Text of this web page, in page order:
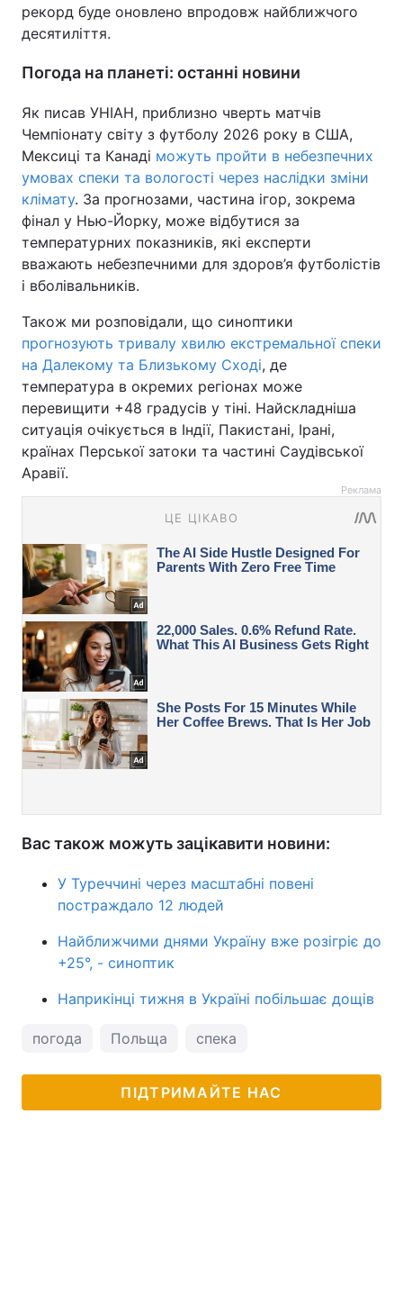
рекорд буде оновлено впродовж найближчого
десятиліття.
Погода на планеті: останні новини
Як писав УНІАН, приблизно чверть матчів
Чемпіонату світу з футболу 2026 року в США,
Мексиці та Канаді можуть пройти в небезпечних
умовах спеки та вологості через наслідки зміни
клімату. За прогнозами, частина ігор, зокрема
фінал у Нью-Йорку, може відбутися за
температурних показників, які експерти
вважають небезпечними для здоров’я футболістів
і вболівальників.
Також ми розповідали, що синоптики
прогнозують тривалу хвилю екстремальної спеки
на Далекому та Близькому Сході, де
температура в окремих регіонах може
перевищити +48 градусів у тіні. Найскладніша
ситуація очікується в Індії, Пакистані, Ірані,
країнах Перської затоки та частині Саудівської
Аравії.
Реклама
Вас також можуть зацікавити новини:
У Туреччині через масштабні повені
постраждало 12 людей
Найближчими днями Україну вже розігріє до
+25°, - синоптик
Наприкінці тижня в Україні побільшає дощів
погода Польща спека
ПІДТРИМАЙТЕ НАС